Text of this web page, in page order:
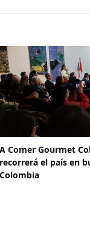
A Comer Gourmet
recorrerá el país en
Colombia